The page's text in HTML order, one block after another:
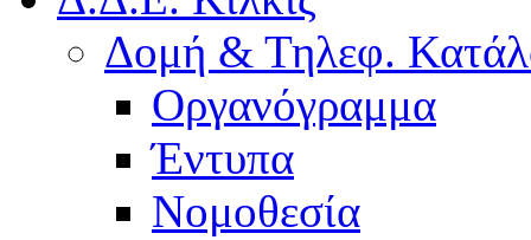
Δομή & Τηλεφ.
Οργανόγραμμα
Έντυπα
Νομοθεσία